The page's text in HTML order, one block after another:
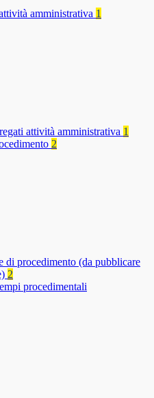
amministrativa 1
attività amministrativa 1
2
di procedimento (da pubblicare
2
procedimentali